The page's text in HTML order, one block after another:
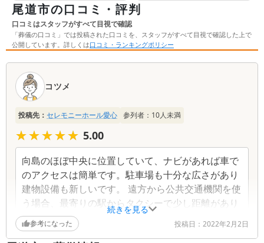
尾道市の口コミ・評判
口コミはスタッフがすべて目視で確認
「葬儀の口コミ」では投稿された口コミを、スタッフがすべて目視で確認した上で
公開しています。詳しくは口コミ・ランキングポリシー
口
続きを見る
コツメ
投稿先： セレモニーホール愛心 参列者： 10人未満
★★★★★
★★★★★ 5.00
向島のほぼ中央に位置していて、ナビがあれば車で
のアクセスは簡単です。駐車場も十分な広さがあり
建物設備も新しいです。 遠方から公共交通機関を使
う場合、最寄りの駅からタクシーで少し距離があり
ます。徒歩+船+徒歩またはバス+船+タクシーなどと
いう手段も可能です。 費用は非常に良心的です。
参考になった 投稿日： 2022年2月2日